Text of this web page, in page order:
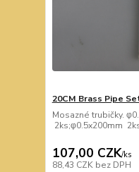
20CM Brass Pipe
Mosazné trubičky.
2ks;φ0.5x200mm
107,00 CZK/ks
88,43 CZK bez DPH